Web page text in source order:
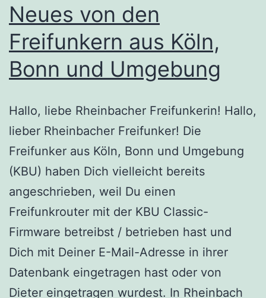
Neues von den
Freifunkern aus Köln,
Bonn und Umgebung
Hallo, liebe Rheinbacher Freifunkerin! Hallo,
lieber Rheinbacher Freifunker! Die
Freifunker aus Köln, Bonn und Umgebung
(KBU) haben Dich vielleicht bereits
angeschrieben, weil Du einen
Freifunkrouter mit der KBU Classic-
Firmware betreibst / betrieben hast und
Dich mit Deiner E-Mail-Adresse in ihrer
Datenbank eingetragen hast oder von
Dieter eingetragen wurdest. In Rheinbach